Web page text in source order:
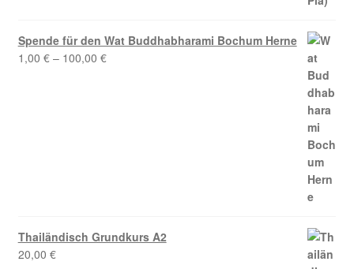
Spende für den Wat Buddhabharami Bochum Herne
1,00 €– 100,00 €
Thailändisch Grundkurs A2
20,00 €